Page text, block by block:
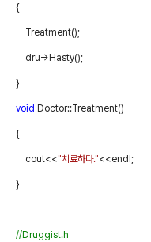
{
Treatment();
dru->Hasty();
}
void Doctor::Treatment()
{
cout<<"치료하다."<<endl;
}
//Druggist.h